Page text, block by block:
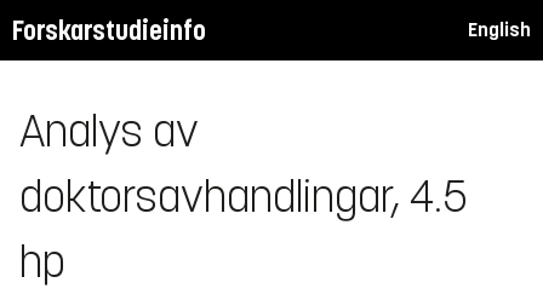
Forskarstudieinfo English
Analys av
doktorsavhandlingar, 4.5
hp